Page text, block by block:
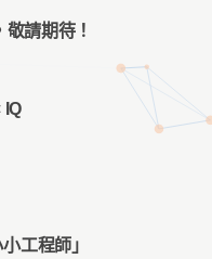
請期待！
IQ
工程師」